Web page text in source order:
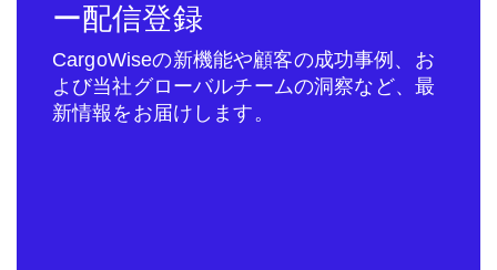
ー配信登録
CargoWiseの新機能や顧客の成功事例、お
よび当社グローバルチームの洞察など、最
新情報をお届けします。